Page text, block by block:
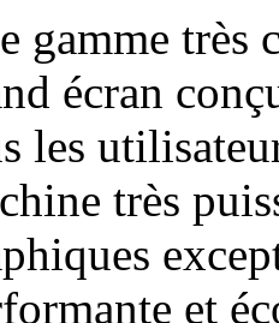
gamme très
écran
les
très
et